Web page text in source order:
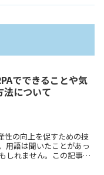
でできることや気
法について
性の向上を促すための技
用語は聞いたことがあっ
しれません。この記事で